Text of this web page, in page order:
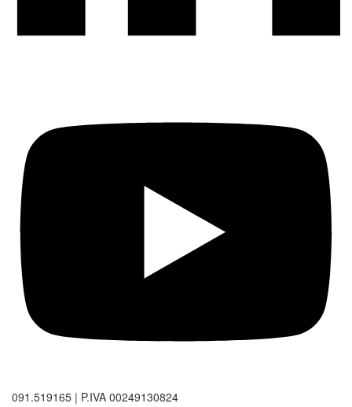
091.519165 | P.IVA 00249130824